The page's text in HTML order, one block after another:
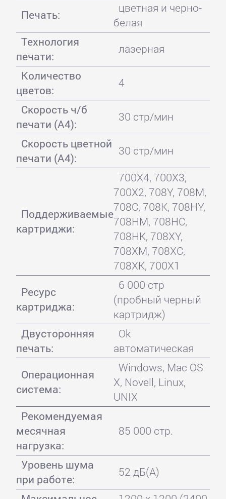
Печать:
цветная и черно-
белая
Технология
печати:
лазерная
Количество
цветов:
4
Скорость ч/б
печати (А4):
30 стр/мин
Скорость цветной
печати (А4):
30 стр/мин
Поддерживаемые
картриджи:
700X4, 700X3,
700X2, 708Y, 708M,
708C, 708K, 708HY,
708HM, 708HC,
708HK, 708XY,
708XM, 708XC,
708XK, 700X1
Ресурс
картриджа:
6 000 стр
(пробный черный
картридж)
Двусторонняя
печать:
Ok
автоматическая
Операционная
система:
Windows, Mac OS
X, Novell, Linux,
UNIX
Рекомендуемая
месячная
нагрузка:
85 000 стр.
Уровень шума
при работе:
52 дБ(А)